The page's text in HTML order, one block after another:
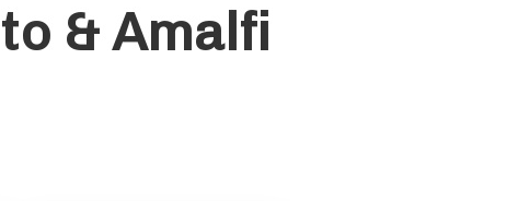
& Amalfi